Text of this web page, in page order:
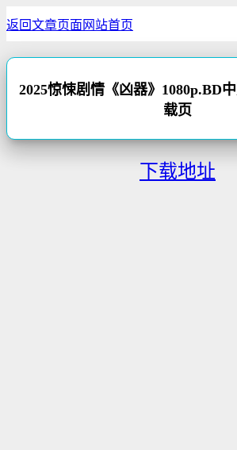
返回文章页面 网站首页
2025惊悚剧情《凶器》1080p.BD
载页
下载地址